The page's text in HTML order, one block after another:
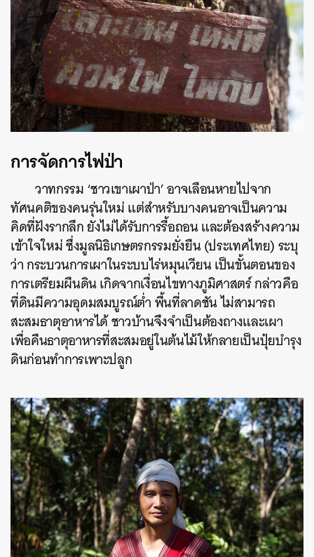
การจัดการไฟป่า
วาทกรรม ‘ชาวเขาเผาป่า’ อาจเลือนหายไปจาก
ทัศนคติของคนรุ่นใหม่ แต่สำหรับบางคนอาจเป็นความ
คิดที่ฝังรากลึก ยังไม่ได้รับการรื้อถอน และต้องสร้างความ
เข้าใจใหม่ ซึ่งมูลนิธิเกษตรกรรมยั่งยืน (ประเทศไทย) ระบุ
ว่า กระบวนการเผาในระบบไร่หมุนเวียน เป็นขั้นตอนของ
การเตรียมผืนดิน เกิดจากเงื่อนไขทางภูมิศาสตร์ กล่าวคือ
ที่ดินมีความอุดมสมบูรณ์ต่ำ พื้นที่ลาดชัน ไม่สามารถ
สะสมธาตุอาหารได้ ชาวบ้านจึงจำเป็นต้องถางและเผา
เพื่อคืนธาตุอาหารที่สะสมอยู่ในต้นไม้ให้กลายเป็นปุ๋ยบำรุง
ดินก่อนทำการเพาะปลูก